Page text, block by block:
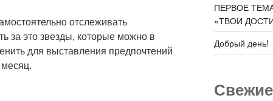
отслеживать
за это звезды, которые можно в
для выставления предпочтений
ПЕРВОЕ
«ТВОИ
Добрый день!